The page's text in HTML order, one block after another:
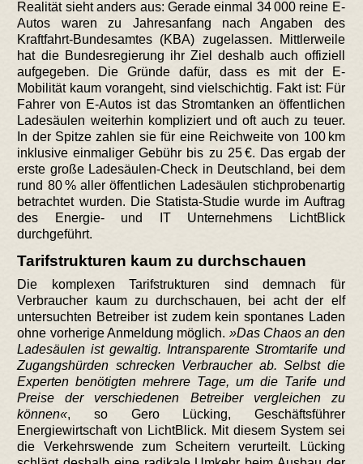
Realität sieht anders aus: Gerade einmal 34 000 reine E-
Autos waren zu Jahresanfang nach Angaben des
Kraftfahrt-Bundesamtes (KBA) zugelassen. Mittlerweile
hat die Bundesregierung ihr Ziel deshalb auch offiziell
aufgegeben. Die Gründe dafür, dass es mit der E-
Mobilität kaum vorangeht, sind vielschichtig. Fakt ist: Für
Fahrer von E-Autos ist das Stromtanken an öffentlichen
Ladesäulen weiterhin kompliziert und oft auch zu teuer.
In der Spitze zahlen sie für eine Reichweite von 100 km
inklusive einmaliger Gebühr bis zu 25 €. Das ergab der
erste große Ladesäulen-Check in Deutschland, bei dem
rund 80 % aller öffentlichen Ladesäulen stichprobenartig
betrachtet wurden. Die Statista-Studie wurde im Auftrag
des Energie- und IT Unternehmens LichtBlick
durchgeführt.
Tarifstrukturen kaum zu durchschauen
Die komplexen Tarifstrukturen sind demnach für
Verbraucher kaum zu durchschauen, bei acht der elf
untersuchten Betreiber ist zudem kein spontanes Laden
ohne vorherige Anmeldung möglich.
Das Chaos an den
Ladesäulen ist gewaltig. Intransparente Stromtarife und
Zugangshürden schrecken Verbraucher ab. Selbst die
Experten benötigten mehrere Tage, um die Tarife und
Preise der verschiedenen Betreiber vergleichen zu
können , so Gero Lücking, Geschäftsführer
Energiewirtschaft von LichtBlick. Mit diesem System sei
die Verkehrswende zum Scheitern verurteilt. Lücking